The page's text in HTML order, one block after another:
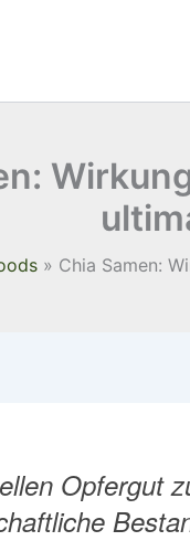
Chia Samen:
Opfergut